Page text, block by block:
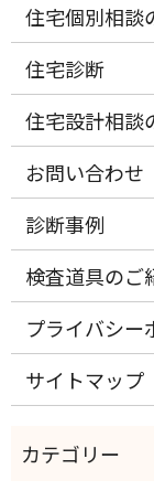
住宅個別相談
住宅診断
住宅設計相談
お問い合わせ
診断事例
検査道具のご
プライバシー
サイトマップ